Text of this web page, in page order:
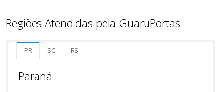
Regiões Atendidas pela GuaruPortas
PR SC RS
Paraná